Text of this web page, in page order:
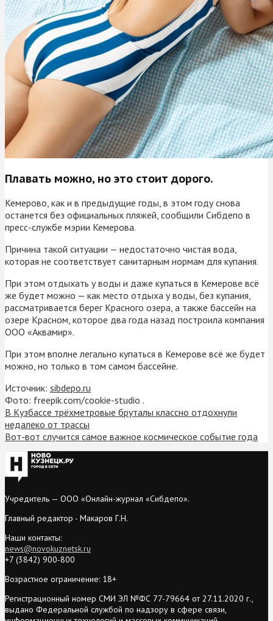
Плавать можно, но это стоит дорого.
Кемерово, как и в предыдущие годы, в этом году снова
останется без официальных пляжей, сообщили Сибдепо в
пресс-службе мэрии Кемерова.
Причина такой ситуации — недостаточно чистая вода,
которая не соответствует санитарным нормам для купания.
При этом отдыхать у воды и даже купаться в Кемерове всё
же будет можно — как место отдыха у воды, без купания,
рассматривается берег Красного озера, а также бассейн на
озере Красном, которое два года назад построила компания
ООО «Аквамир».
При этом вполне легально купаться в Кемерове всё же будет
можно, но только в том самом бассейне.
Источник: sibdepo.ru
Фото: freepik.com/cookie-studio .
В Кузбассе трёхметровые бруталы классно отдохнули
недалеко от трассы
Вот-вот случится самое важное космическое событие года
Учредитель — ООО «Онлайн-журнал «Сибдепо».
Главный редактор - Макаров Г.Н.
Наши контакты:
news@novokuznetsk.ru
+7 (3842) 900-800
Возрастное ограничение: 18+
Регистрационный номер СМИ ЭЛ №ФС 77-79664 от 27.11.2020 г.,
выдано Федеральной службой по надзору в сфере связи,